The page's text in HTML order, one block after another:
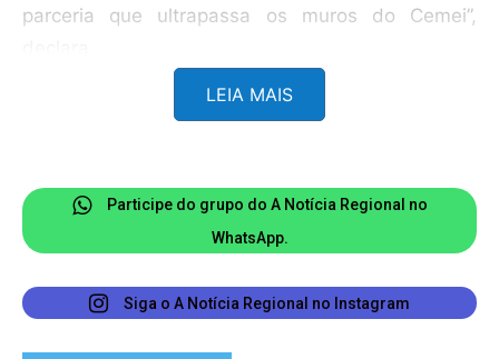
parceria que ultrapassa os muros do Cemei”,
Presente no evento, o prefeito Laércio Ribeiro (PT)
formação de cidadãos mais críticos, criativos e
preparados para os desafios do amanhã. Ver esse
nos dá a certeza de que estamos no caminho
LEIA MAIS
Participe do grupo do A Notícia Regional no
WhatsApp.
Siga o A Notícia Regional no Instagram